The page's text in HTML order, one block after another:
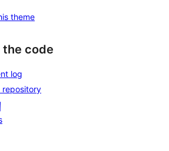
theme
the code
log
repository